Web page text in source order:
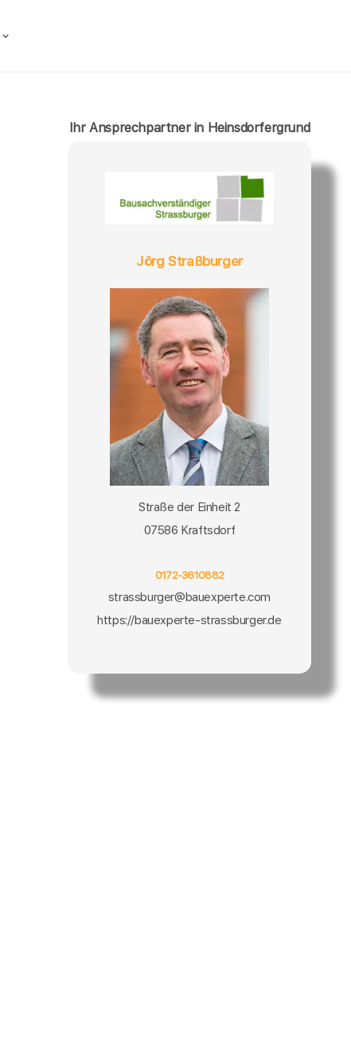
Ihr Ansprechpartner in Heinsdorfergrund
Jörg Straßburger
Straße der Einheit 2
07586 Kraftsdorf
0172-3610882
strassburger@bauexperte.com
https://bauexperte-strassburger.de